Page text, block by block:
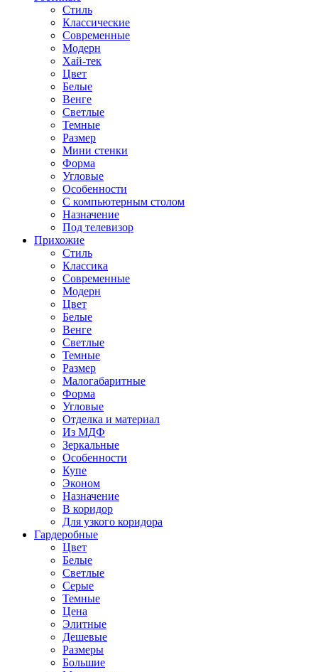
Стиль
Классические
Современные
Модерн
Хай-тек
Цвет
Белые
Венге
Светлые
Темные
Размер
Мини стенки
Форма
Угловые
Особенности
С компьютерным столом
Назначение
Под телевизор
Прихожие
Стиль
Классика
Современные
Модерн
Цвет
Белые
Венге
Светлые
Темные
Размер
Малогабаритные
Форма
Угловые
Отделка и материал
Из МДФ
Зеркальные
Особенности
Купе
Эконом
Назначение
В коридор
Для узкого коридора
Гардеробные
Цвет
Белые
Светлые
Серые
Темные
Цена
Элитные
Дешевые
Размеры
Большие